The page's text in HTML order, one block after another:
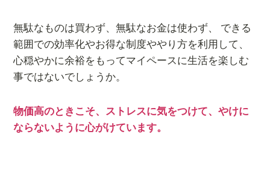
無駄なものは買わず、無駄なお金は使わず、 できる
範囲での効率化やお得な制度ややり方を利用して、
心穏やかに余裕をもってマイペースに生活を楽しむ
事ではないでしょうか。
物価高のときこそ、ストレスに気をつけて、やけに
ならないように心がけています。